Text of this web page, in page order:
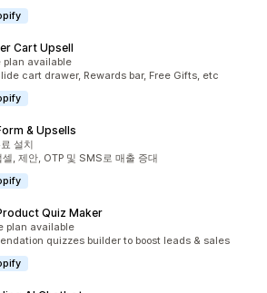
Cart Upsell
plan available
cart drawer, Rewards bar, Free Gifts, etc
& Upsells
설치
, 제안, OTP 및 SMS로 매출 증대
Quiz Maker
plan available
quizzes builder to boost leads & sales